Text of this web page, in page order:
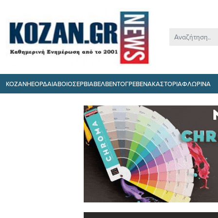
ΚΟΖΑΝΗΕΟΡΔΑΙΑΒΟΙΟΣΕΡΒΙΑΒΕΛΒΕΝΤΟΓΡΕΒΕΝΑΚΑΣΤΟΡΙΑΦΛΩΡΙΝΑ